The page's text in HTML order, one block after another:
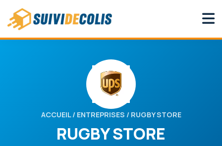
ACCUEIL/ ENTREPRISES / RUGBY STORE
RUGBY STORE